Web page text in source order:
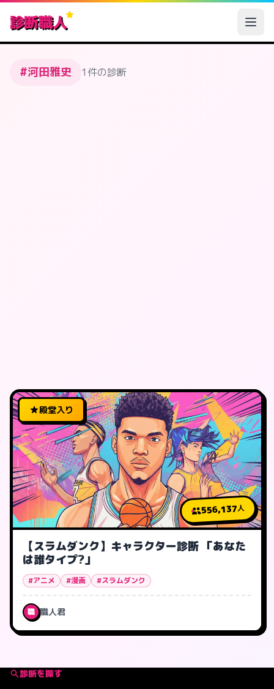
診断職人
#河田雅史 1件の診断
殿堂入り
556,137人
【スラムダンク】キャラクター診断 「あなた
は誰タイプ?」
#アニメ #漫画 #スラムダンク
職 職人君
診断を探す